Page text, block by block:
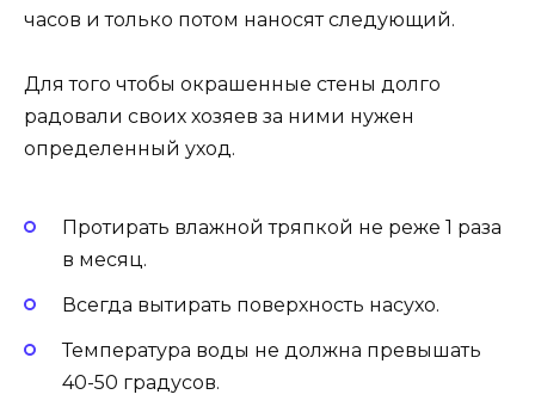
часов и только потом наносят следующий.
Для того чтобы окрашенные стены долго
радовали своих хозяев за ними нужен
определенный уход.
Протирать влажной тряпкой не реже 1 раза
в месяц.
Всегда вытирать поверхность насухо.
Температура воды не должна превышать
40-50 градусов.